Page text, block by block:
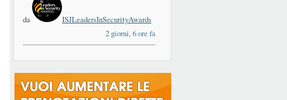
da
ISJLeadersInSecurityAwards
2 giorni, 6 ore fa